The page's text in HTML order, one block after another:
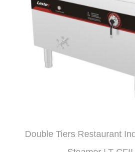
Double Tiers Restaurant